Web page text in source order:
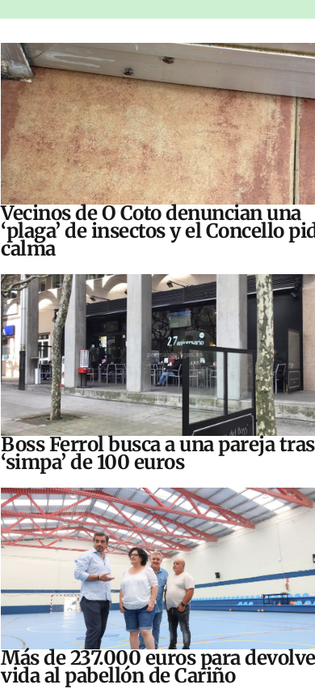
Vecinos de O Coto denuncian una
‘plaga’ de insectos y el Concello
calma
Boss Ferrol busca a una pareja
‘simpa’ de 100 euros
Más de 237.000 euros para
vida al pabellón de Cariño